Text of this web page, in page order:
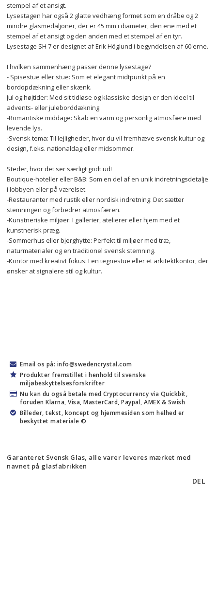
stempel af et ansigt.
Lysestagen har også 2 glatte vedhæng formet som en dråbe og 2
mindre glasmedaljoner, der er 45 mm i diameter, den ene med et
stempel af et ansigt og den anden med et stempel af en tyr.
Lysestage SH 7 er designet af Erik Höglund i begyndelsen af 60'erne.
I hvilken sammenhæng passer denne lysestage?
- Spisestue eller stue: Som et elegant midtpunkt på en
bordopdækning eller skænk.
Jul og højtider: Med sit tidløse og klassiske design er den ideel til
advents- eller juleborddækning.
-Romantiske middage: Skab en varm og personlig atmosfære med
levende lys.
-Svensk tema: Til lejligheder, hvor du vil fremhæve svensk kultur og
design, f.eks. nationaldag eller midsommer.
Steder, hvor det ser særligt godt ud!
Boutique-hoteller eller B&B: Som en del af en unik indretningsdetalje
i lobbyen eller på værelset.
-Restauranter med rustik eller nordisk indretning: Det sætter
stemningen og forbedrer atmosfæren.
-Kunstneriske miljøer: I gallerier, atelierer eller hjem med et
kunstnerisk præg.
-Sommerhus eller bjerghytte: Perfekt til miljøer med træ,
naturmaterialer og en traditionel svensk stemning.
-Kontor med kreativt fokus: I en tegnestue eller et arkitektkontor, der
ønsker at signalere stil og kultur.
Email os på: info@swedencrystal.com
Produkter fremstillet i henhold til svenske
miljøbeskyttelsesforskrifter
Nu kan du også betale med Cryptocurrency via Quickbit,
foruden Klarna, Visa, MasterCard, Paypal, AMEX & Swish
Billeder, tekst, koncept og hjemmesiden som helhed er
beskyttet materiale ©
Garanteret Svensk Glas, alle varer leveres mærket med
navnet på glasfabrikken
DEL